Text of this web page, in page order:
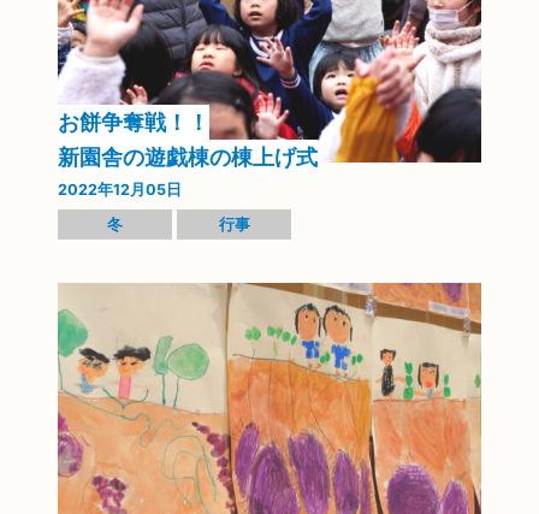
お餅争奪戦！！
新園舎の遊戯棟の棟上げ式
2022年12月05日
冬
行事